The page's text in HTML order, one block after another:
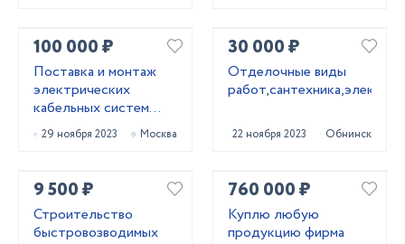
100 000 ₽
Поставка и монтаж
электрических
кабельных систем
обогрева
29 ноября 2023 Москва
30 000 ₽
Отделочные виды
22 ноября 2023 Обнинск
9 500 ₽
Строительство
быстровозводимых
760 000 ₽
Куплю любую
продукцию фирма